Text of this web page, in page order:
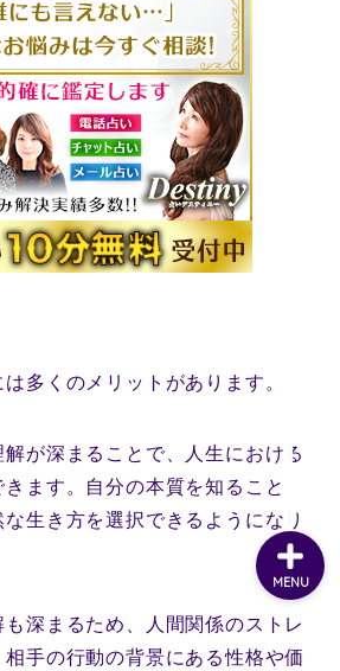
多くのメリットがあります。
が深まることで、人生における
ます。自分の本質を知ること
生き方を選択できるようになり
深まるため、人間関係のストレ
手の行動の背景にある性格や価
MENU